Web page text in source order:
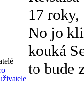
17 roky,
No jo
kouká
to bude